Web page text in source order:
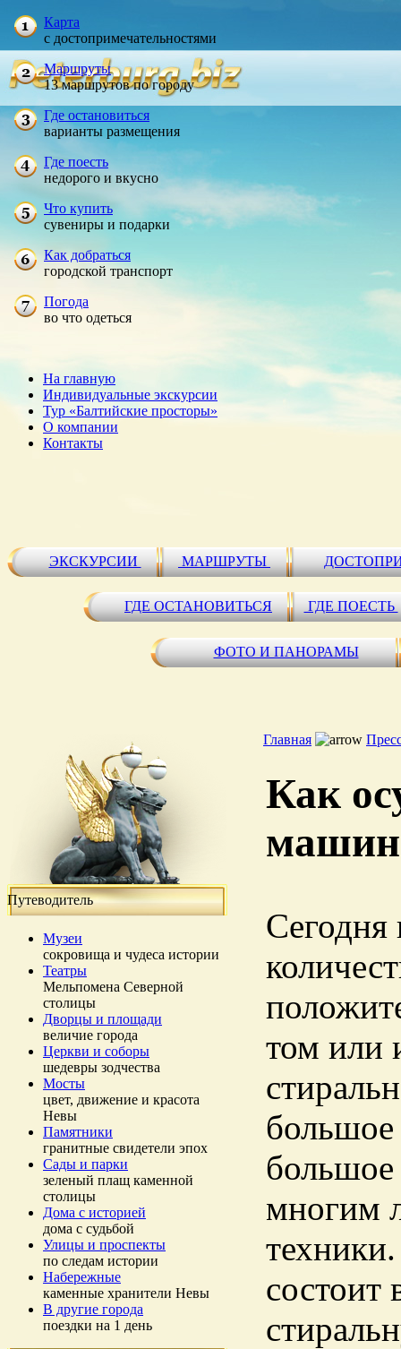
Карта
с достопримечательностями
Маршруты
13 маршрутов по городу
Где остановиться
варианты размещения
Где поесть
недорого и вкусно
Что купить
сувениры и подарки
Как добраться
городской транспорт
Погода
во что одеться
На главную
Индивидуальные экскурсии
Тур «Балтийские просторы»
О компании
Контакты
ЭКСКУРСИИ МАРШРУТЫ
ГДЕ ОСТАНОВИТЬСЯ ГДЕ ПОЕСТЬ
ФОТО И ПАНОРАМЫ
Путеводитель
Музеи
сокровища и чудеса истории
Театры
Мельпомена Северной
столицы
Дворцы и площади
величие города
Церкви и соборы
шедевры зодчества
Мосты
цвет, движение и красота
Невы
Памятники
гранитные свидетели эпох
Сады и парки
зеленый плащ каменной
столицы
Дома с историей
дома с судьбой
Улицы и проспекты
по следам истории
Набережные
каменные хранители Невы
В другие города
поездки на 1 день
Главная
Как
Сегодня
том или
большое
большое
многим
состоит